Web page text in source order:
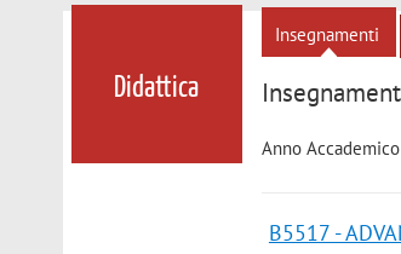
Didattica
Insegnamenti
Anno Accademico
B5517 -